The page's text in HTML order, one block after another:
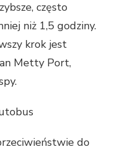
często
niż 1,5 godziny.
krok jest
Metty Port,
do